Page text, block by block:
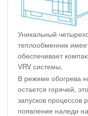
Уникальный
теплообменник
обеспечивает
VRV системы.
В режиме обогрева
остается горячей,
запусков процессов
появление наледи